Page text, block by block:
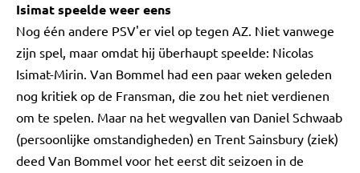
Isimat speelde weer eens
Nog één andere PSV'er viel op tegen AZ. Niet vanwege
zijn spel, maar omdat hij überhaupt speelde: Nicolas
Isimat-Mirin. Van Bommel had een paar weken geleden
nog kritiek op de Fransman, die zou het niet verdienen
om te spelen. Maar na het wegvallen van Daniel Schwaab
(persoonlijke omstandigheden) en Trent Sainsbury (ziek)
deed Van Bommel voor het eerst dit seizoen in de